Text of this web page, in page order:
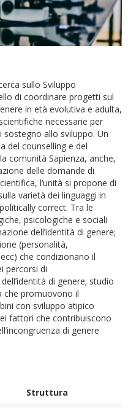
sullo Sviluppo
di coordinare progetti sul
in età evolutiva e adulta,
necessarie per
allo sviluppo. Un
del counselling e del
comunità Sapienza, anche,
delle domande di
l’unità si propone di
varietà dei linguaggi in
correct. Tra le
psicologiche e sociali
dell’identità di genere;
(personalità,
che condizionano il
percorsi di
di genere; studio
che promuovono il
con sviluppo atipico
fattori che contribuiscono
di genere
Struttura